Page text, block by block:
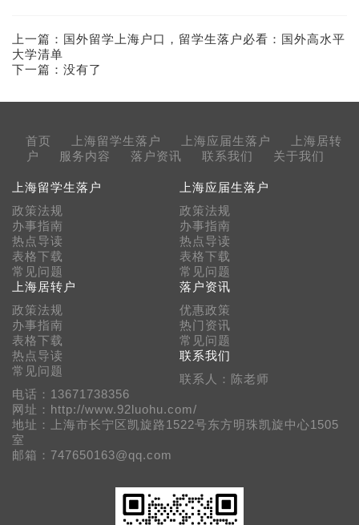
上一篇： 国外留学上海户口，留学生落户必看：国外高水平
大学清单
下一篇：没有了
首页 上海留学生落户 上海应届生落户
上海居转
户
服务内容 落户资讯 联系我们 关于我们
上海留学生落户
政策法规
办事指南
热点导读
表格下载
常见问题
上海应届生落户
政策法规
办事指南
热点导读
表格下载
常见问题
上海居转户
政策法规
办事指南
表格下载
热点导读
常见问题
落户资讯
优惠政策
热门资讯
常见问题
联系我们
联系人：陈老师
电话：13671738356
网址：http://www.92luohu.com/
地址：上海市长宁区凯旋路1522号东方明珠凯旋中心1505
室
邮箱：747650163@qq.com